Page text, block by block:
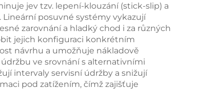
jev tzv. lepení-klouzání (stick-slip) a
posuvné systémy vykazují
zarovnání a hladký chod i za různých
jejich konfiguraci konkrétním
návrhu a umožňuje nákladově
ve srovnání s alternativními
intervaly servisní údržby a snižují
pod zatížením, čímž zajišťuje